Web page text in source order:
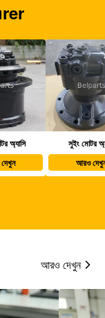
সুইং মোটর অ্যাসি
আরও দেখুন